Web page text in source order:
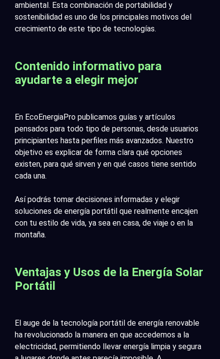
ambiental. Esta combinación de portabilidad y
sostenibilidad es uno de los principales motivos del
crecimiento de este tipo de tecnologías.
Contenido informativo para
ayudarte a elegir mejor
En EcoEnergiaPro publicamos guías y artículos
pensados para todo tipo de personas, desde usuarios
principiantes hasta perfiles más avanzados. Nuestro
objetivo es explicar de forma clara qué opciones
existen, para qué sirven y en qué casos tiene sentido
cada una.
Así podrás tomar decisiones informadas y elegir
soluciones de energía portátil que realmente encajen
con tu estilo de vida, ya sea en casa, de viaje o en la
montaña.
Ventajas y Usos de la Energía Solar
Portátil
El auge de la tecnología portátil de energía renovable
ha revolucionado la manera en que accedemos a la
electricidad, permitiendo llevar energía limpia y segura